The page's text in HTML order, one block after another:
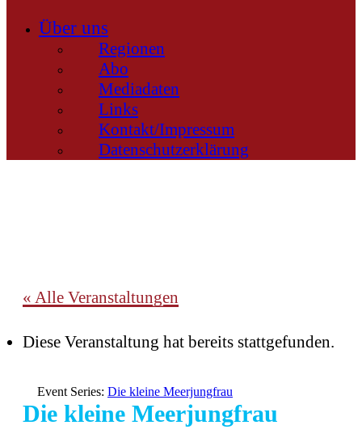
Über uns
Regionen
Abo
Mediadaten
Links
Kontakt/Impressum
Datenschutzerklärung
« Alle Veranstaltungen
Diese Veranstaltung hat bereits stattgefunden.
Event Series: Die kleine Meerjungfrau
Die kleine Meerjungfrau